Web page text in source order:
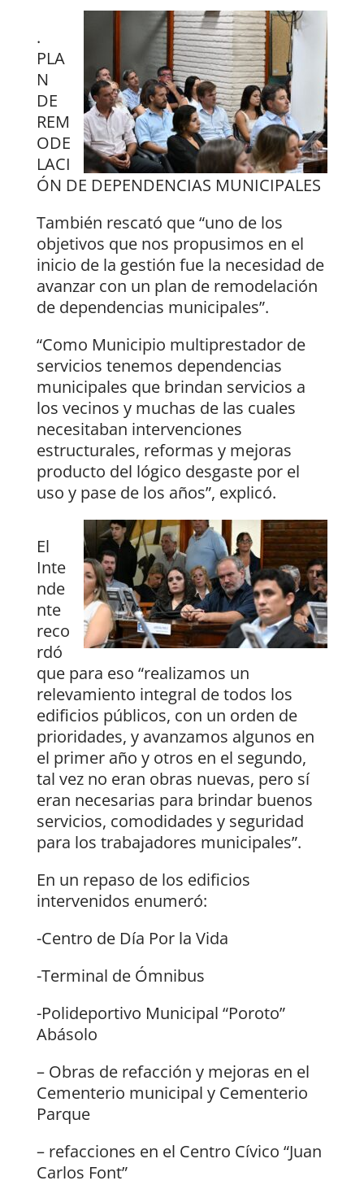
.
PLA
N
DE
REM
ODE
LACI
ÓN DE DEPENDENCIAS MUNICIPALES
También rescató que “uno de los
objetivos que nos propusimos en el
inicio de la gestión fue la necesidad de
avanzar con un plan de remodelación
de dependencias municipales”.
“Como Municipio multiprestador de
servicios tenemos dependencias
municipales que brindan servicios a
los vecinos y muchas de las cuales
necesitaban intervenciones
estructurales, reformas y mejoras
producto del lógico desgaste por el
uso y pase de los años”, explicó.
El
Inte
nde
nte
reco
rdó
que para eso “realizamos un
relevamiento integral de todos los
edificios públicos, con un orden de
prioridades, y avanzamos algunos en
el primer año y otros en el segundo,
tal vez no eran obras nuevas, pero sí
eran necesarias para brindar buenos
servicios, comodidades y seguridad
para los trabajadores municipales”.
En un repaso de los edificios
intervenidos enumeró:
-Centro de Día Por la Vida
-Terminal de Ómnibus
-Polideportivo Municipal “Poroto”
Abásolo
– Obras de refacción y mejoras en el
Cementerio municipal y Cementerio
Parque
– refacciones en el Centro Cívico “Juan
Carlos Font”